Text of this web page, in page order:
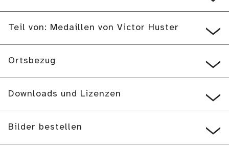
Teil von: Medaillen von Victor Huster
Ortsbezug
Downloads und Lizenzen
Bilder bestellen